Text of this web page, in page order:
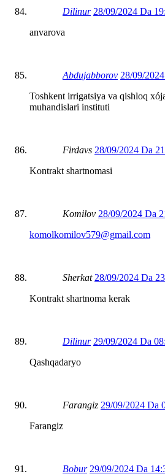
Dilinur 28/09/2024 Da
anvarova
Abdujabborov 28/09/
Toshkent irrigatsiya va qishloq
muhandislari instituti
Firdavs 28/09/2024 Da
Kontrakt shartnomasi
Komilov 28/09/2024 Da
komolkomilov579@gmail.com
Sherkat 28/09/2024 Da
Kontrakt shartnoma kerak
Dilinur 29/09/2024 Da
Qashqadaryo
Farangiz 29/09/2024 Da
Farangiz
Bobur 29/09/2024 Da